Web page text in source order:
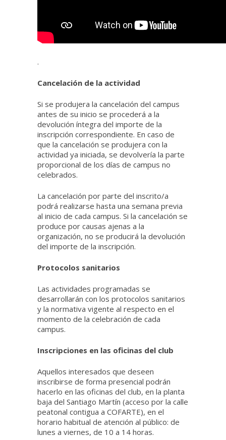
.
Cancelación de la actividad
Si se produjera la cancelación del campus
antes de su inicio se procederá a la
devolución íntegra del importe de la
inscripción correspondiente. En caso de
que la cancelación se produjera con la
actividad ya iniciada, se devolvería la parte
proporcional de los días de campus no
celebrados.
La cancelación por parte del inscrito/a
podrá realizarse hasta una semana previa
al inicio de cada campus. Si la cancelación se
produce por causas ajenas a la
organización, no se producirá la devolución
del importe de la inscripción.
Protocolos sanitarios
Las actividades programadas se
desarrollarán con los protocolos sanitarios
y la normativa vigente al respecto en el
momento de la celebración de cada
campus.
Inscripciones en las oficinas del club
Aquellos interesados que deseen
inscribirse de forma presencial podrán
hacerlo en las oficinas del club, en la planta
baja del Santiago Martín (acceso por la calle
peatonal contigua a COFARTE), en el
horario habitual de atención al público: de
lunes a viernes, de 10 a 14 horas.